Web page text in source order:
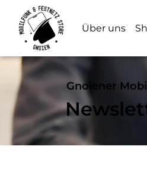
Über uns
Gnoiener